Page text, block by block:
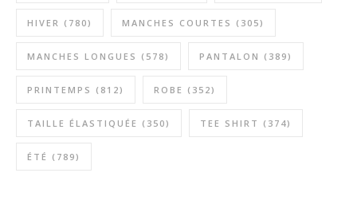
HIVER (780) MANCHES COURTES (305)
MANCHES LONGUES (578) PANTALON (389)
PRINTEMPS (812) ROBE (352)
TAILLE ÉLASTIQUÉE (350) TEE SHIRT (374)
ÉTÉ (789)